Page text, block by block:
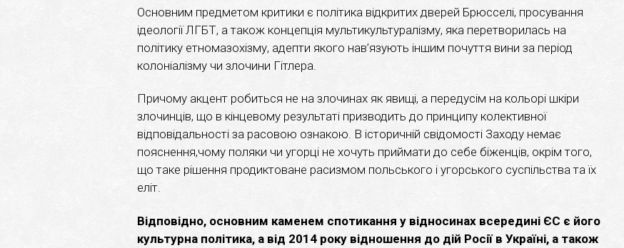
Основним предметом критики є політика відкритих дверей Брюсселі, просування
ідеології ЛГБТ, а також концепція мультикультуралізму, яка перетворилась на
політику етномазохізму, адепти якого нав’язують іншим почуття вини за період
колоніалізму чи злочини Гітлера.
Причому акцент робиться не на злочинах як явищі, а передусім на кольорі шкіри
злочинців, що в кінцевому результаті призводить до принципу колективної
відповідальності за расовою ознакою. В історичній свідомості Заходу немає
пояснення,чому поляки чи угорці не хочуть приймати до себе біженців, окрім того,
що таке рішення продиктоване расизмом польського і угорського суспільства та їх
еліт.
Відповідно, основним каменем спотикання у відносинах всередині ЄС є його
культурна політика, а від 2014 року відношення до дій Росії в Україні, а також